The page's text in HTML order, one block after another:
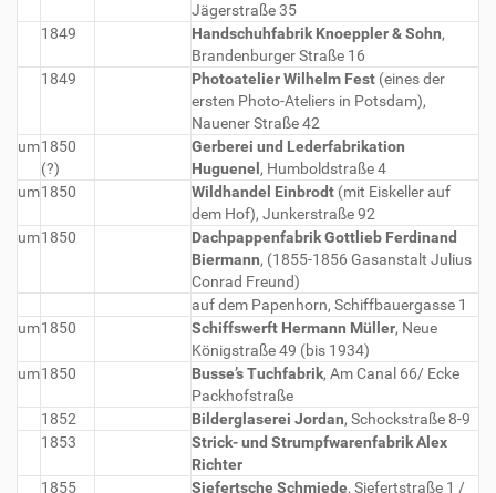
Jägerstraße 35
1849
Handschuhfabrik Knoeppler & Sohn,
Brandenburger Straße 16
1849
Photoatelier Wilhelm Fest (eines der
ersten Photo-Ateliers in Potsdam),
Nauener Straße 42
um1850
(?)
Gerberei und Lederfabrikation
Huguenel , Humboldstraße 4
um1850 Wildhandel Einbrodt (mit Eiskeller auf
dem Hof), Junkerstraße 92
um1850
Dachpappenfabrik Gottlieb Ferdinand
Biermann, (1855-1856 Gasanstalt Julius
Conrad Freund)
auf dem Papenhorn, Schiffbauergasse 1
um1850 Schiffswerft Hermann Müller, Neue
Königstraße 49 (bis 1934)
um1850 Busse’s Tuchfabrik, Am Canal 66/ Ecke
Packhofstraße
1852
Bilderglaserei Jordan, Schockstraße 8-9
1853
Strick- und Strumpfwarenfabrik Alex
Richter
1855
Siefertsche Schmiede, Siefertstraße 1 /